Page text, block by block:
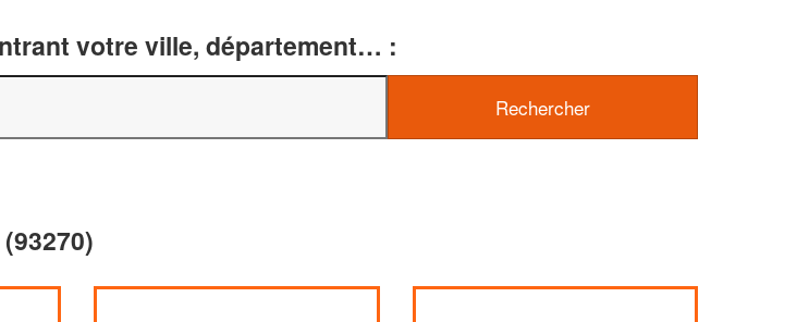
votre ville, département… :